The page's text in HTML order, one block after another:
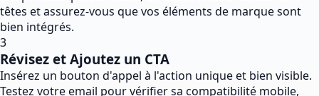
têtes et assurez-vous que vos éléments de marque sont
bien intégrés.
3
Révisez et Ajoutez un CTA
Insérez un bouton d'appel à l'action unique et bien visible.
Testez votre email pour vérifier sa compatibilité mobile,